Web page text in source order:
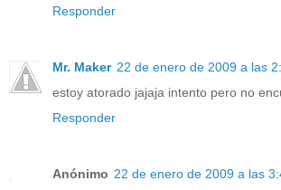
Responder
Mr. Maker 22 de enero de 2009 a las
estoy atorado jajaja intento pero no
Responder
Anónimo 22 de enero de 2009 a las